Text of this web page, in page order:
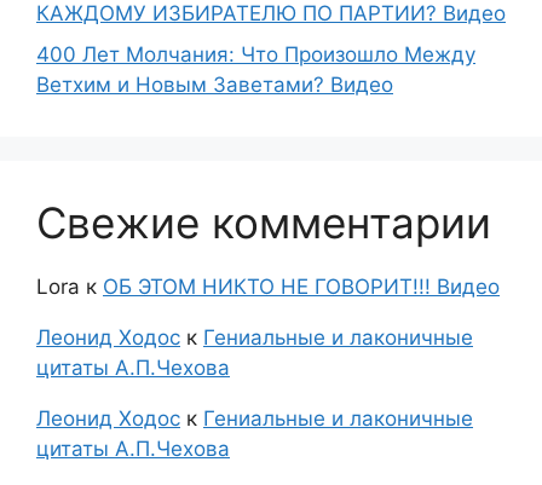
КАЖДОМУ ИЗБИРАТЕЛЮ ПО ПАРТИИ? Видео
400 Лет Молчания: Что Произошло Между
Ветхим и Новым Заветами? Видео
Свежие комментарии
Lora к ОБ ЭТОМ НИКТО НЕ ГОВОРИТ!!! Видео
Леонид Ходос к Гениальные и лаконичные
цитаты А.П.Чехова
Леонид Ходос к Гениальные и лаконичные
цитаты А.П.Чехова